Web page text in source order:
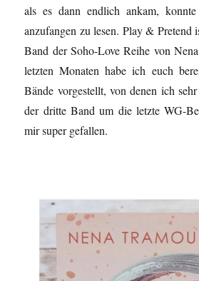
als es dann endlich ankam,
anzufangen zu lesen. Play & Pretend
Band der Soho-Love Reihe von
letzten Monaten habe ich euch
Bände vorgestellt, von denen ich
der dritte Band um die letzte WG-
mir super gefallen.